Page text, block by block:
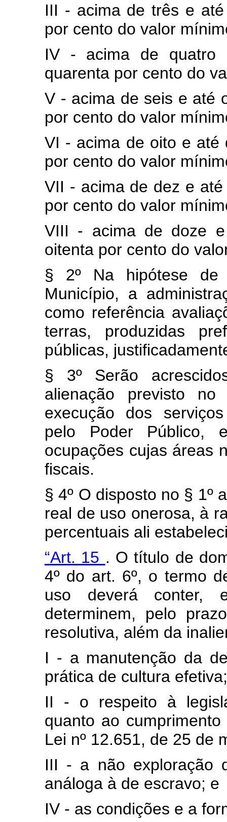
III - acima de três e
por cento do valor
IV - acima de quatro
quarenta por cento do
V - acima de seis e até
por cento do valor
VI - acima de oito e até
por cento do valor
VII - acima de dez e
por cento do valor
VIII - acima de doze
oitenta por cento do
§ 2º Na hipótese
Município, a
como referência
terras, produzidas
públicas,
§ 3º Serão
alienação previsto
execução dos
pelo Poder Público,
ocupações cujas áreas
fiscais.
§ 4º O disposto no § 1º
real de uso onerosa, à
percentuais ali
“Art. 15 . O título de
4º do art. 6º, o termo
uso deverá conter,
determinem, pelo
resolutiva, além da
I - a manutenção da
prática de cultura efetiva;
II - o respeito à
quanto ao
Lei nº 12.651, de 25 de
III - a não exploração
análoga à de escravo; e
IV - as condições e a